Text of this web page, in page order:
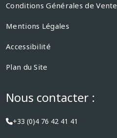
Conditions Générales de Vente
Mentions Légales
Accessibilité
Plan du Site
Nous contacter :
+33 (0)4 76 42 41 41